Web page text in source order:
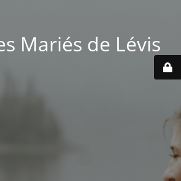
Mariés de Lévis